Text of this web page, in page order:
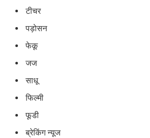
टीचर
पड़ोसन
फेकू
जज
साधू
फिल्मी
फूडी
ब्रेकिंग न्यूज